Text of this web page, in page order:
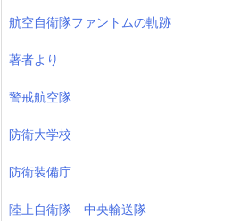
航空自衛隊ファントムの軌跡
著者より
警戒航空隊
防衛大学校
防衛装備庁
陸上自衛隊 中央輸送隊